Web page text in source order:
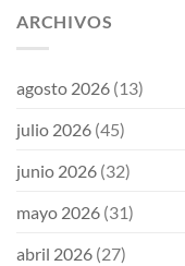
ARCHIVOS
agosto 2026 (13)
julio 2026 (45)
junio 2026 (32)
mayo 2026 (31)
abril 2026 (27)